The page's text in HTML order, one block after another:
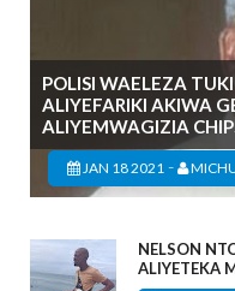
POLISI WAELEZA
ALIYEFARIKI AKIWA
ALIYEMWAGIZIA
JAN 18 2021 -
NELSON
ALIYETEKA